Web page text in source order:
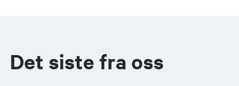
Det siste fra oss